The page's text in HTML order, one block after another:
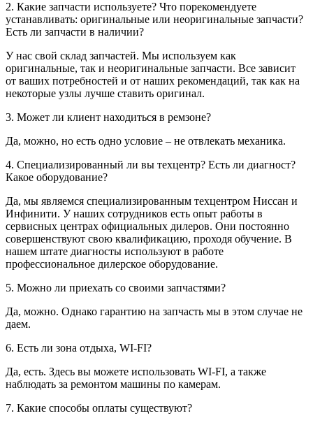
2. Какие запчасти используете? Что порекомендуете
устанавливать: оригинальные или неоригинальные запчасти?
Есть ли запчасти в наличии?
У нас свой склад запчастей. Мы используем как
оригинальные, так и неоригинальные запчасти. Все зависит
от ваших потребностей и от наших рекомендаций, так как на
некоторые узлы лучше ставить оригинал.
3. Может ли клиент находиться в ремзоне?
Да, можно, но есть одно условие – не отвлекать механика.
4. Специализированный ли вы техцентр? Есть ли диагност?
Какое оборудование?
Да, мы являемся специализированным техцентром Ниссан и
Инфинити. У наших сотрудников есть опыт работы в
сервисных центрах официальных дилеров. Они постоянно
совершенствуют свою квалификацию, проходя обучение. В
нашем штате диагносты используют в работе
профессиональное дилерское оборудование.
5. Можно ли приехать со своими запчастями?
Да, можно. Однако гарантию на запчасть мы в этом случае не
даем.
6. Есть ли зона отдыха, WI-FI?
Да, есть. Здесь вы можете использовать WI-FI, а также
наблюдать за ремонтом машины по камерам.
7. Какие способы оплаты существуют?